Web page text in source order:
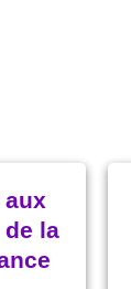
aux
la